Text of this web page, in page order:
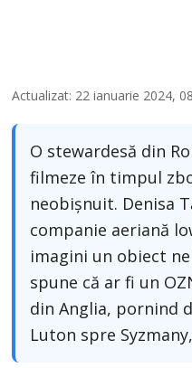
Actualizat: 22 ianuarie 2024,
O stewardesă din
filmeze în timpul
neobișnuit. Denisa
companie aeriană
imagini un obiect
spune că ar fi un
din Anglia, pornind
Luton spre